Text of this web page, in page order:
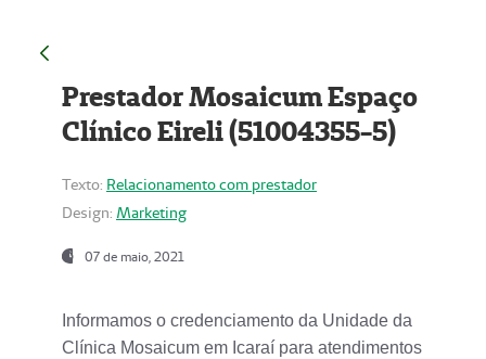
Prestador Mosaicum Espaço
Clínico Eireli (51004355-5)
Texto: Relacionamento com prestador
Design: Marketing
07 de maio, 2021
Informamos o credenciamento da Unidade da
Clínica Mosaicum em Icaraí para atendimentos